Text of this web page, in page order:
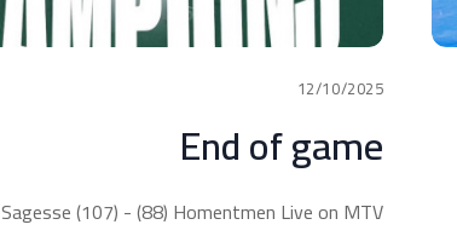
12/10/2025
End of game
Sagesse (107) - (88) Homentmen Live on MTV